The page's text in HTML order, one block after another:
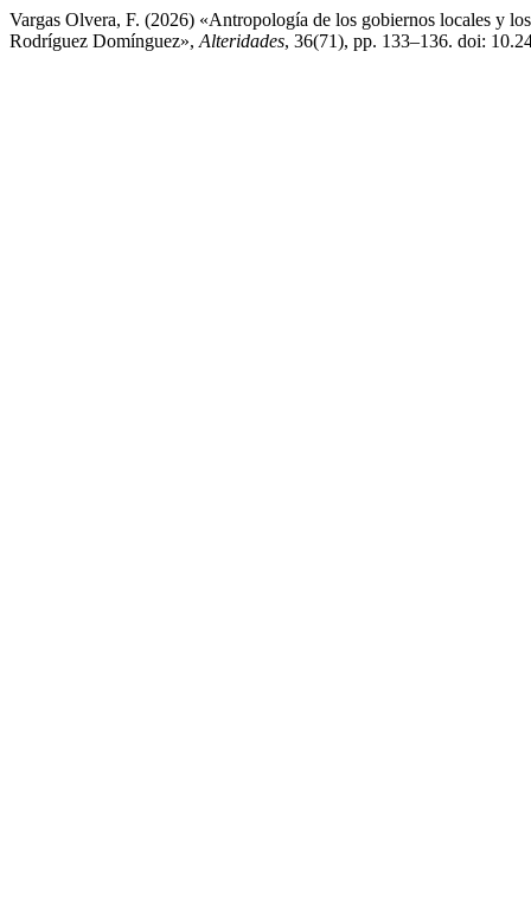
Vargas Olvera, F. (2026) «Antropología de los gobiernos locales y
Rodríguez Domínguez», Alteridades, 36(71), pp. 133–136. doi: